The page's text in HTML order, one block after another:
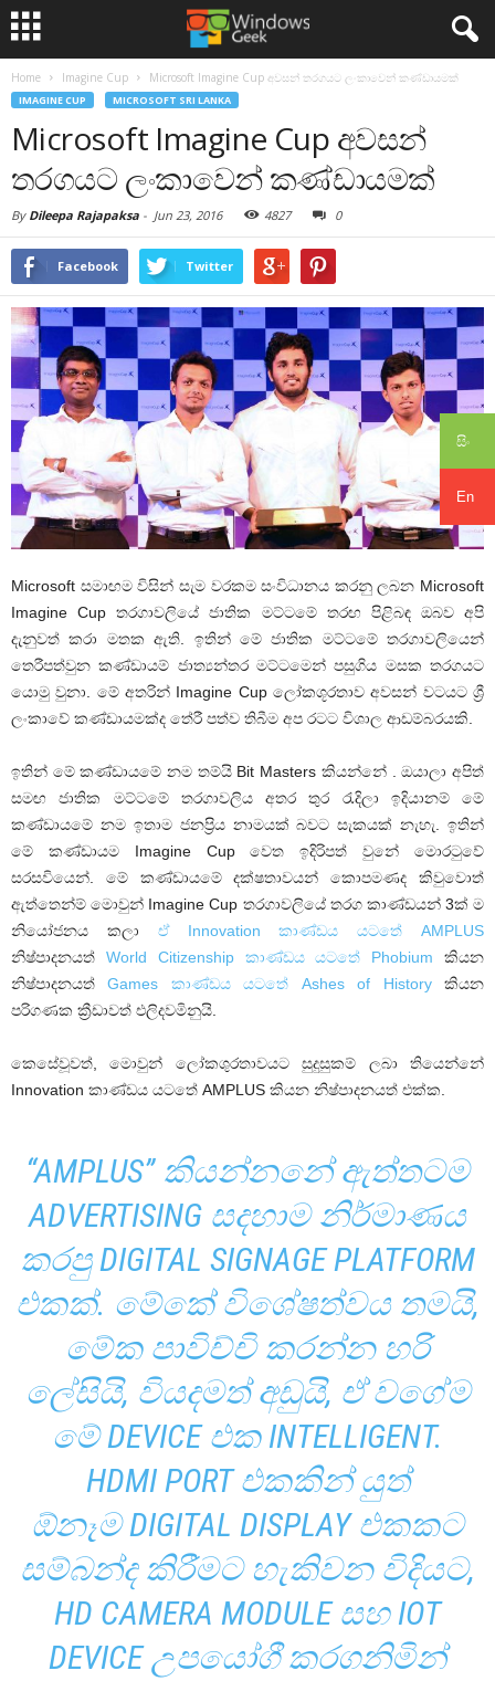
සිං
En
Home Imagine Cup Microsoft Imagine Cup අවසන් තරගයට ලංකාවෙන් කණ්ඩායමක්
IMAGINE CUP MICROSOFT SRI LANKA
Microsoft Imagine Cup අවසන්
තරගයට ලංකාවෙන් කණ්ඩායමක්
By Dileepa Rajapaksa - Jun 23, 2016 4827 0
Facebook Twitter
Microsoft සමාඟම විසින් සැම වරකම සංවිධානය කරනු ලබන Microsoft
Imagine Cup තරගාවලියේ ජාතික මට්ටමේ තරඟ පිළිබඳ ඔබව අපි
දැනුවත් කරා මතක ඇති. ඉතින් මේ ජාතික මට්ටමේ තරගාවලියෙන්
තෙරීපත්වුන කණ්ඩායම් ජාත්‍යන්තර මට්ටමෙන් පසුගිය මසක තරගයට
යොමු වුනා. මේ අතරින් Imagine Cup ලෝකශූරතාව අවසන් වටයට ශ්‍රී
ලංකාවේ කණ්ඩායමක්ද තේරී පත්ව තිබීම අප රටට විශාල ආඩම්බරයකි.
ඉතින් මේ කණ්ඩායමේ නම තම්යි Bit Masters කියන්නේ . ඔයාලා අපිත්
සමඟ ජාතික මට්ටමේ තරගාවලිය අතර තුර රැදිලා ඉදියානම් මේ
කණ්ඩායමේ නම ඉතාම ජනප්‍රිය නාමයක් බවට සැකයක් නැහැ. ඉතින්
මේ කණ්ඩායම Imagine Cup වෙත ඉදිරිපත් වුනේ මොරටුවේ
සරසවියෙන්. මේ කණ්ඩායමේ දක්ෂතාවයන් කොපමණද කිවුවොත්
ඇත්තෙන්ම් මොවුන් Imagine Cup තරගාවලියේ තරග කාණ්ඩයන් 3ක් ම
නියෝජනය කලා ඒ Innovation කාණ්ඩය යටතේ AMPLUS
නිෂ්පාදනයත් World Citizenship කාණ්ඩය යටතේ Phobiumකියන
නිෂ්පාදනයත්Games කාණ්ඩය යටතේ Ashes of Historyකියන
පරිගණක ක්‍රීඩාවත් එලිදවමිනුයි.
කෙසේවූවත්, මොවුන් ලෝකශුරතාවයට සුදුසුකම් ලබා තියෙන්නේ
Innovation කාණ්ඩය යටතේ AMPLUS කියන නිෂ්පාදනයත් එක්ක.
“AMPLUS” කියන්නනේ ඇත්තටම
ADVERTISING සදහාම නිර්මාණය
කරපු DIGITAL SIGNAGE PLATFORM
එකක්. මේකේ විශේෂත්වය තමයි,
මේක පාවිච්චි කරන්න හරි
ලේසියි, වියදමත් අඩුයි, ඒ වගේම
මේ DEVICE එක INTELLIGENT.
HDMI PORT එකකින් යුත්
ඕනෑම DIGITAL DISPLAY එකකට
සම්බන්ද කිරීමට හැකිවන විදියට,
HD CAMERA MODULE සහ IOT
DEVICE උපයෝගී කරගනිමින්